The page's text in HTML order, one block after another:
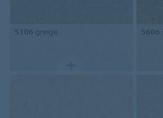
5106 greige 5606